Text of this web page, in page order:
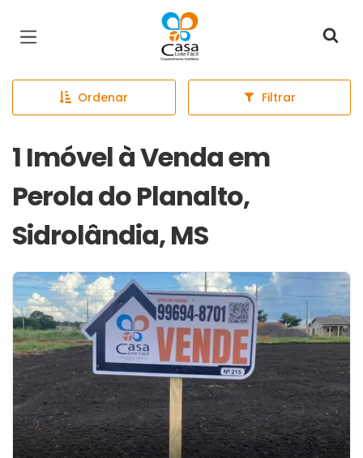
Página inicial
Ordenar Filtrar
1 Imóvel à Venda em
Perola do Planalto,
Sidrolândia, MS